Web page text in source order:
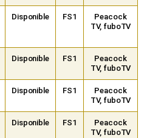
Disponible FS1
Peacock
TV, fuboTV
Disponible FS1
Peacock
TV, fuboTV
Disponible FS1
Peacock
TV, fuboTV
Disponible FS1
Peacock
TV, fuboTV